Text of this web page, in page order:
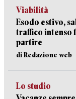
Viabilità
Esodo estivo,
traffico intenso
partire
di Redazione web
Lo studio